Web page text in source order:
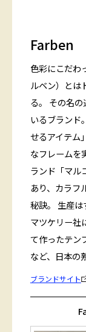
Farben
色彩にこだわ
ルベン）とは
る。 その名
いるブランド
せるアイテム
なフレームを
ランド「マル
あり、カラフ
秘訣。 生産は
マツケリー社
て作ったテン
など、日本の
ブランドサイト